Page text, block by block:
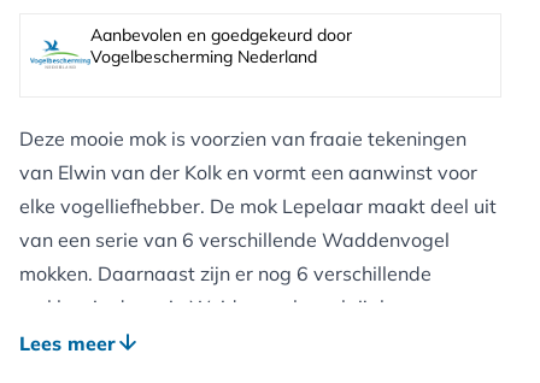
Aanbevolen en goedgekeurd door
Vogelbescherming Nederland
Deze mooie mok is voorzien van fraaie tekeningen
van Elwin van der Kolk en vormt een aanwinst voor
elke vogelliefhebber. De mok Lepelaar maakt deel uit
van een serie van 6 verschillende Waddenvogel
mokken. Daarnaast zijn er nog 6 verschillende
mokken in de serie Weidevogels verkrijgbaar.
Elwin van der Kolk, de Nederlandse bioloog en
Lees meer